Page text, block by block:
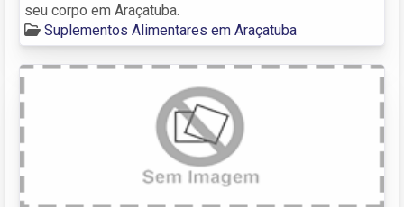
seu corpo em Araçatuba.
Suplementos Alimentares em Araçatuba